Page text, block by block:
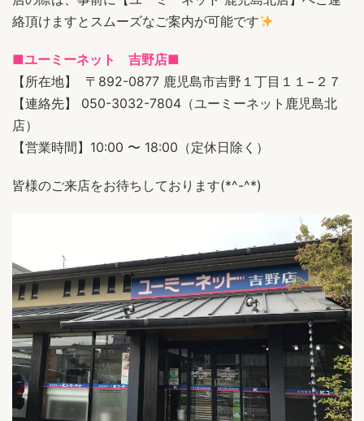
絡頂けますとスムーズなご案内が可能です
■ユーミーネット 吉野店■
【所在地】 〒892-0877 鹿児島市吉野１丁目１１−２７
【連絡先】 050-3032-7804（ユーミーネット鹿児島北
店）
【営業時間】10:00 〜 18:00（定休日除く）
皆様のご来店をお待ちしております(*^-^*)